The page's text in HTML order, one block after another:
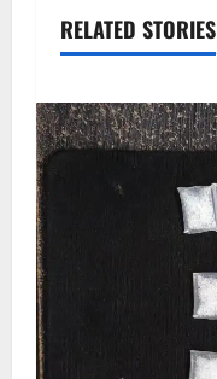
RELATED STORIES